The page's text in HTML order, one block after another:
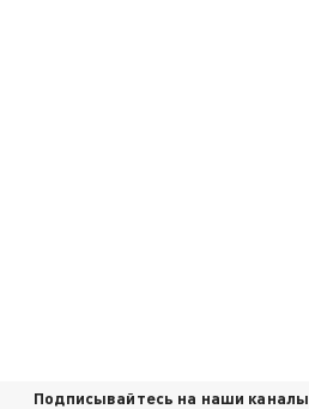
Подписывайтесь на наши каналы